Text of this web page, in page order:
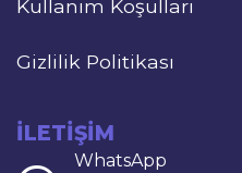
Kullanım Koşulları
Gizlilik Politikası
İLETIŞIM
WhatsApp